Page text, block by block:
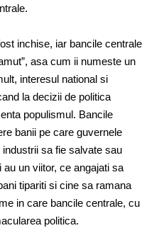
inchise, iar bancile centrale
asa cum ii numeste un
interesul national si
la decizii de politica
populismul. Bancile
banii pe care guvernele
sa fie salvate sau
un viitor, ce angajati sa
tipariti si cine sa ramana
in care bancile centrale, cu
politica.